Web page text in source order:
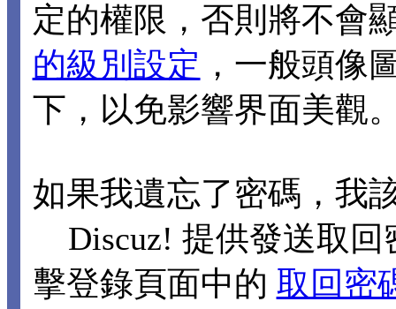
定的權限，否則將不會
的級別設定 ，一般頭像
下，以免影響界面美觀
如果我遺忘了密碼，我
Discuz! 提供發送取回
擊登錄頁面中的 取回密